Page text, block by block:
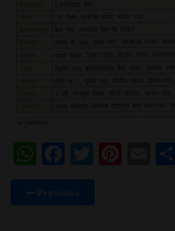
WhatsApp
Twitter
Previous